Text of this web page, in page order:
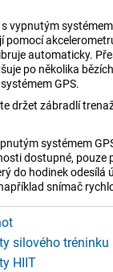
vypnutým
pomocí
automaticky.
po několika
GPS.
držet zábradlí
systémem
dostupné, pouze
do hodinek odesílá
snímač
silového tréninku
HIIT